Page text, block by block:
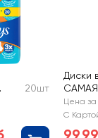
20шт
Диски
САМАЯ
Цена за
С
99,99